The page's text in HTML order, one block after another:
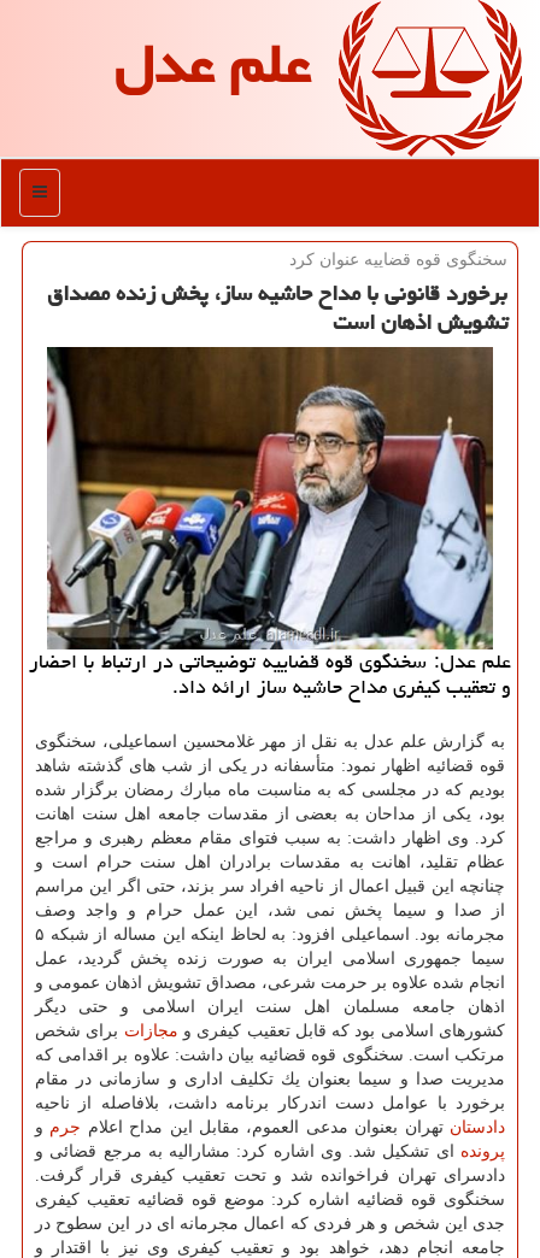
علم عدل
منو
سخنگوی قوه قضاییه عنوان كرد
برخورد قانونی با مداح حاشیه ساز، پخش زنده مصداق
تشویش اذهان است
علم عدل: سخنگوی قوه قضاییه توضیحاتی در ارتباط با احضار
و تعقیب كیفری مداح حاشیه ساز ارائه داد.
به گزارش علم عدل به نقل از مهر غلامحسین اسماعیلی، سخنگوی
قوه قضائیه اظهار نمود: متأسفانه در یكی از شب های گذشته شاهد
بودیم كه در مجلسی كه به مناسبت ماه مبارك رمضان برگزار شده
بود، یكی از مداحان به بعضی از مقدسات جامعه اهل سنت اهانت
كرد. وی اظهار داشت: به سبب فتوای مقام معظم رهبری و مراجع
عظام تقلید، اهانت به مقدسات برادران اهل سنت حرام است و
چنانچه این قبیل اعمال از ناحیه افراد سر بزند، حتی اگر این مراسم
از صدا و سیما پخش نمی شد، این عمل حرام و واجد وصف
مجرمانه بود. اسماعیلی افزود: به لحاظ اینكه این مساله از شبكه ۵
سیما جمهوری اسلامی ایران به صورت زنده پخش گردید، عمل
انجام شده علاوه بر حرمت شرعی، مصداق تشویش اذهان عمومی و
اذهان جامعه مسلمان اهل سنت ایران اسلامی و حتی دیگر
كشورهای اسلامی بود كه قابل تعقیب كیفری و مجازات برای شخص
مرتكب است. سخنگوی قوه قضائیه بیان داشت: علاوه بر اقدامی كه
مدیریت صدا و سیما بعنوان یك تكلیف اداری و سازمانی در مقام
برخورد با عوامل دست اندركار برنامه داشت، بلافاصله از ناحیه
دادستان تهران بعنوان مدعی العموم، مقابل این مداح اعلام جرم و
پرونده ای تشكیل شد. وی اشاره كرد: مشارالیه به مرجع قضائی و
دادسرای تهران فراخوانده شد و تحت تعقیب كیفری قرار گرفت.
سخنگوی قوه قضائیه اشاره كرد: موضع قوه قضائیه تعقیب كیفری
جدی این شخص و هر فردی كه اعمال مجرمانه ای در این سطوح در
جامعه انجام دهد، خواهد بود و تعقیب كیفری وی نیز با اقتدار و